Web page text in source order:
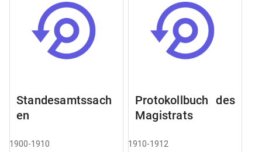
Standesamtssach
en
1900-1910
Protokollbuch des
Magistrats
1910-1912